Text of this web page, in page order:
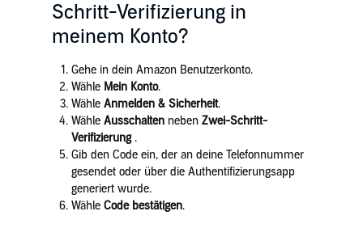
Schritt-Verifizierung in
meinem Konto?
Gehe in dein Amazon Benutzerkonto.
Wähle Mein Konto.
Wähle Anmelden & Sicherheit.
Wähle Ausschalten neben Zwei-Schritt-
Verifizierung .
Gib den Code ein, der an deine Telefonnummer
gesendet oder über die Authentifizierungsapp
generiert wurde.
Wähle Code bestätigen.